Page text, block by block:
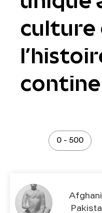
culture
0 - 500